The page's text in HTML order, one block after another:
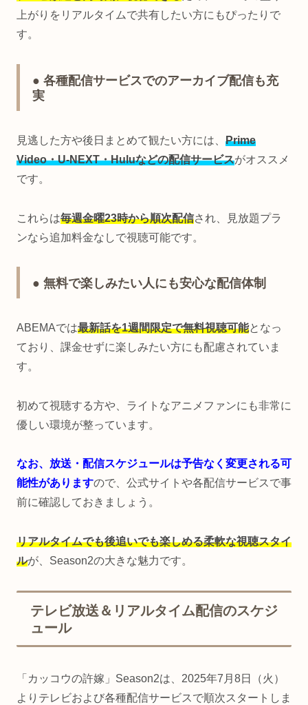
上がりをリアルタイムで共有したい方にもぴったりで
す。
● 各種配信サービスでのアーカイブ配信も充
実
見逃した方や後日まとめて観たい方には、 Prime
Video・U-NEXT・Huluなどの配信サービスがオススメ
です。
これらは毎週金曜23時から順次配信され、見放題プラ
ンなら追加料金なしで視聴可能です。
● 無料で楽しみたい人にも安心な配信体制
ABEMAでは最新話を1週間限定で無料視聴可能となっ
ており、課金せずに楽しみたい方にも配慮されていま
す。
初めて視聴する方や、ライトなアニメファンにも非常に
優しい環境が整っています。
なお、放送・配信スケジュールは予告なく変更される可
能性がありますので、公式サイトや各配信サービスで事
前に確認しておきましょう。
リアルタイムでも後追いでも楽しめる柔軟な視聴スタイ
ルが、Season2の大きな魅力です。
テレビ放送＆リアルタイム配信のスケジ
ュール
「カッコウの許嫁」Season2は、2025年7月8日（火）
よりテレビおよび各種配信サービスで順次スタートしま